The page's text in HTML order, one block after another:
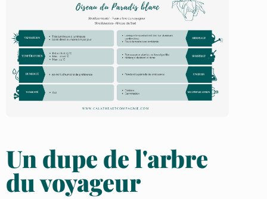
Un dupe de l'arbre
du voyageur